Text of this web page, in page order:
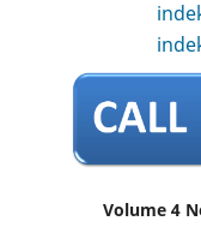
Volume 4